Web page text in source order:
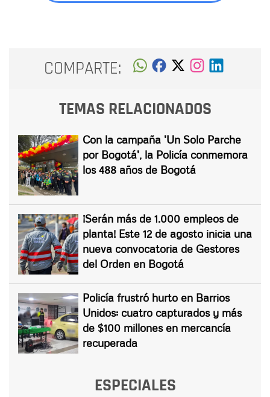
COMPARTE:
TEMAS RELACIONADOS
Con la campaña 'Un Solo Parche
por Bogotá', la Policía conmemora
los 488 años de Bogotá
¡Serán más de 1.000 empleos de
planta! Este 12 de agosto inicia una
nueva convocatoria de Gestores
del Orden en Bogotá
Policía frustró hurto en Barrios
Unidos: cuatro capturados y más
de $100 millones en mercancía
recuperada
ESPECIALES